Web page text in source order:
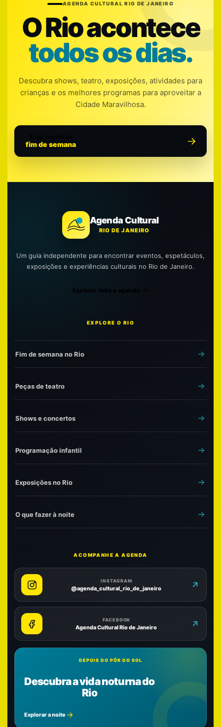
AGENDA CULTURAL RIO DE JANEIRO
O Rio acontece
todos os dias.
Descubra shows, teatro, exposições, atividades para
crianças e os melhores programas para aproveitar a
Cidade Maravilhosa.
fim de semana
Agenda Cultural
RIO DE JANEIRO
Um guia independente para encontrar eventos, espetáculos,
exposições e experiências culturais no Rio de Janeiro.
Explorar toda a agenda
EXPLORE O RIO
Fim de semana no Rio
Peças de teatro
Shows e concertos
Programação infantil
Exposições no Rio
O que fazer à noite
ACOMPANHE A AGENDA
INSTAGRAM
@agenda_cultural_rio_de_janeiro
FACEBOOK
Agenda Cultural Rio de Janeiro
DEPOIS DO PÔR DO SOL
Descubra a vida noturna do
Rio
Explorar a noite